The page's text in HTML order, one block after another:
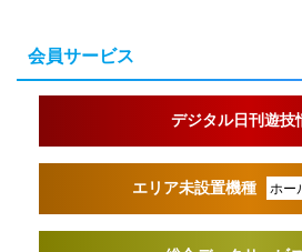
会員サービス
デジタル日刊遊技
エリア未設置機種 ホー